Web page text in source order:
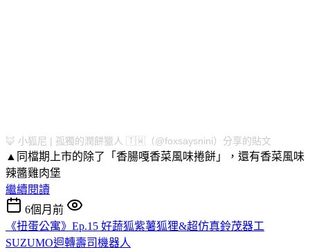
🦊 小狐尼 | 孤獨的潤餅獵人 🇹🇼（@foxsaysnini）分享的貼文
▲同檔期上市的除了「香腸嘎香菜風味捲餅」，還有香菜風味
辣醬雞肉堡
繼續閱讀
6個月前
《扭蛋公寓》Ep.15 好蔬狐紫薯狐狸&超仿真鈴茂器工
SUZUMO迴轉壽司機器人